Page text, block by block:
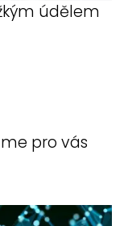
údělem
pro vás